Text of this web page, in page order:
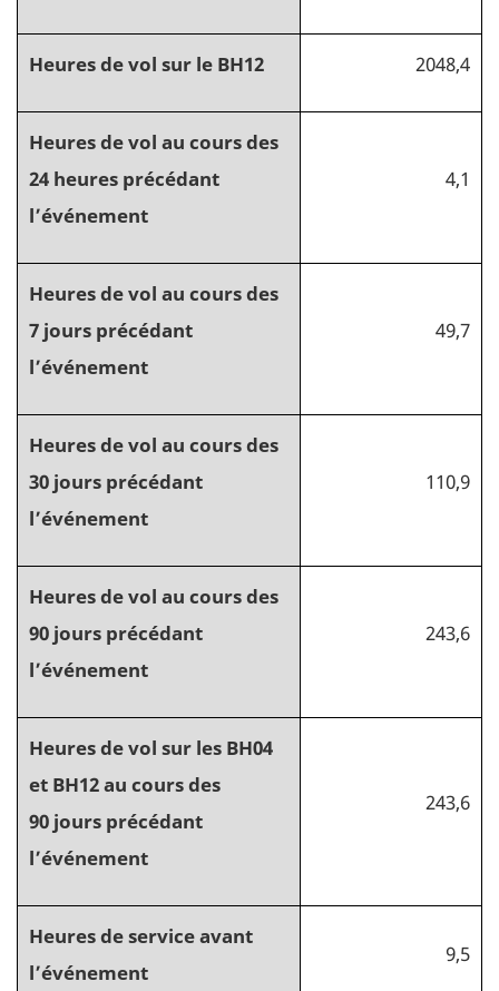
Heures de vol sur le BH12 2048,4
Heures de vol au cours des
24 heures précédant
l’événement
4,1
Heures de vol au cours des
7 jours précédant
l’événement
49,7
Heures de vol au cours des
30 jours précédant
l’événement
110,9
Heures de vol au cours des
90 jours précédant
l’événement
243,6
Heures de vol sur les BH04
et BH12 au cours des
90 jours précédant
l’événement
243,6
Heures de service avant
l’événement
9,5